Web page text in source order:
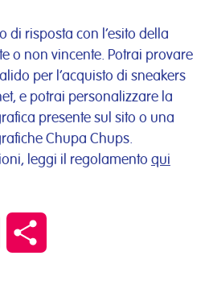
di risposta con l’esito della
o non vincente. Potrai provare
per l’acquisto di sneakers
e potrai personalizzare la
presente sul sito o una
Chupa Chups.
leggi il regolamento qui
Copy